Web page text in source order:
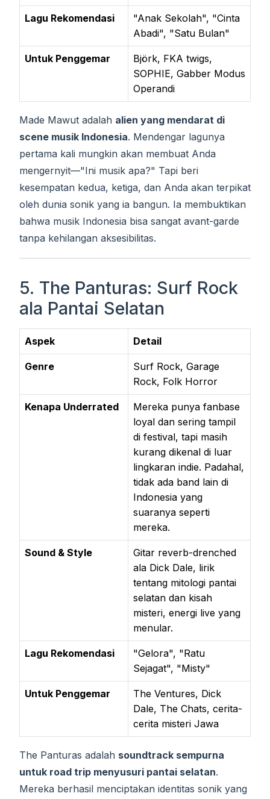
Lagu Rekomendasi
"Anak Sekolah", "Cinta
Abadi", "Satu Bulan"
Untuk Penggemar
Björk, FKA twigs,
SOPHIE, Gabber Modus
Operandi
Made Mawut adalah alien yang mendarat di
scene musik Indonesia. Mendengar lagunya
pertama kali mungkin akan membuat Anda
mengernyit—"Ini musik apa?" Tapi beri
kesempatan kedua, ketiga, dan Anda akan terpikat
oleh dunia sonik yang ia bangun. Ia membuktikan
bahwa musik Indonesia bisa sangat avant-garde
tanpa kehilangan aksesibilitas.
5. The Panturas: Surf Rock
ala Pantai Selatan
Aspek Detail
Genre
Surf Rock, Garage
Rock, Folk Horror
Kenapa Underrated
Mereka punya fanbase
loyal dan sering tampil
di festival, tapi masih
kurang dikenal di luar
lingkaran indie. Padahal,
tidak ada band lain di
Indonesia yang
suaranya seperti
mereka.
Sound & Style
Gitar reverb-drenched
ala Dick Dale, lirik
tentang mitologi pantai
selatan dan kisah
misteri, energi live yang
menular.
Lagu Rekomendasi
"Gelora", "Ratu
Sejagat", "Misty"
Untuk Penggemar
The Ventures, Dick
Dale, The Chats, cerita-
cerita misteri Jawa
The Panturas adalah soundtrack sempurna
untuk road trip menyusuri pantai selatan.
Mereka berhasil menciptakan identitas sonik yang